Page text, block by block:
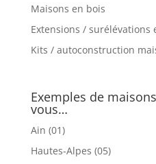
Maisons en bois
Extensions / surélévations
Kits / autoconstruction
Exemples de
vous…
Ain (01)
Hautes-Alpes (05)